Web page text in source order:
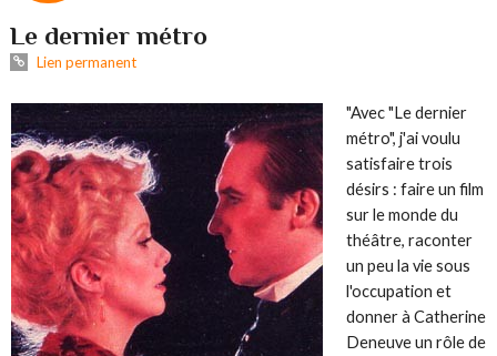
Le dernier métro
Lien permanent
"Avec "Le dernier
métro", j'ai voulu
satisfaire trois
désirs : faire un film
sur le monde du
théâtre, raconter
un peu la vie sous
l'occupation et
donner à Catherine
Deneuve un rôle de